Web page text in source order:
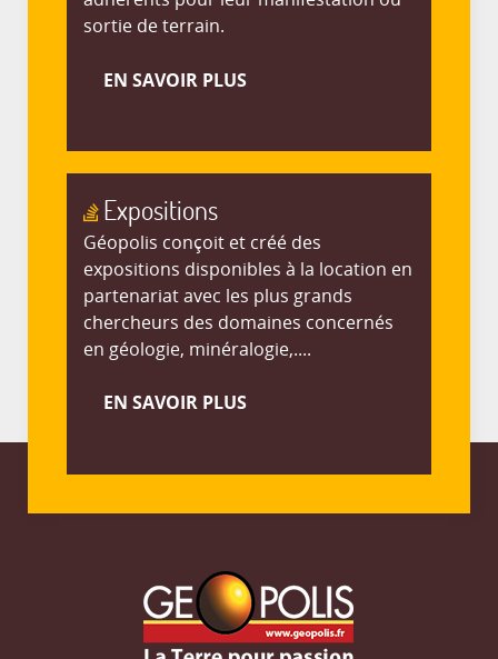
sortie de terrain.
EN SAVOIR PLUS
Expositions
Géopolis conçoit et créé des
expositions disponibles à la location en
partenariat avec les plus grands
chercheurs des domaines concernés
en géologie, minéralogie,....
EN SAVOIR PLUS